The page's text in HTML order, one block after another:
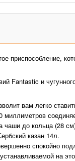
приспособление,
Fantastic и
вам легко
миллиметров
чаши до кольца (28
казан 14л.
спокойно
на